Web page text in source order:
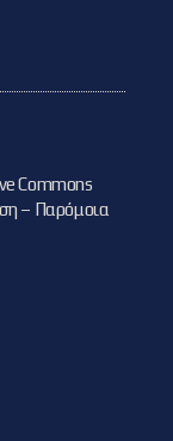
Commons
– Παρόμοια